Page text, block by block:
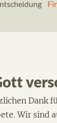
Dank
Wir sind